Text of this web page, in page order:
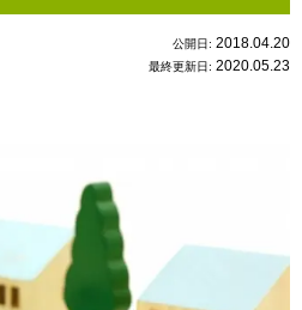
公開日: 2018.04.20
最終更新日: 2020.05.23